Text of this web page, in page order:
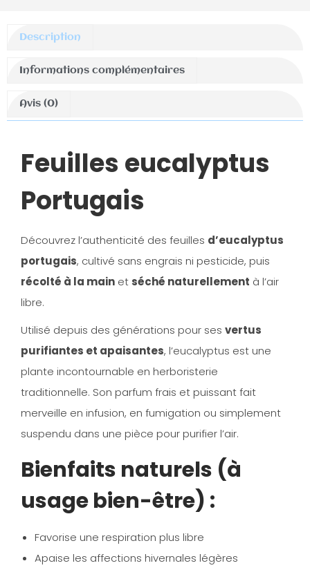
Description
Informations complémentaires
Avis (0)
Feuilles eucalyptus
Portugais
Découvrez l’authenticité des feuilles d’eucalyptus
portugais, cultivé sans engrais ni pesticide, puis
récolté à la main et séché naturellement à l’air
libre.
Utilisé depuis des générations pour ses vertus
purifiantes et apaisantes, l’eucalyptus est une
plante incontournable en herboristerie
traditionnelle. Son parfum frais et puissant fait
merveille en infusion, en fumigation ou simplement
suspendu dans une pièce pour purifier l’air.
Bienfaits naturels (à
usage bien-être) :
Favorise une respiration plus libre
Apaise les affections hivernales légères